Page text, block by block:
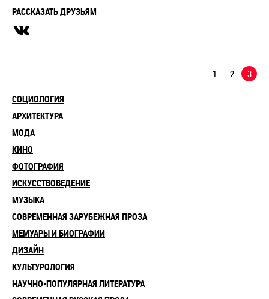
РАССКАЗАТЬ ДРУЗЬЯМ
1 2 3
СОЦИОЛОГИЯ
АРХИТЕКТУРА
МОДА
КИНО
ФОТОГРАФИЯ
ИСКУССТВОВЕДЕНИЕ
МУЗЫКА
СОВРЕМЕННАЯ ЗАРУБЕЖНАЯ ПРОЗА
МЕМУАРЫ И БИОГРАФИИ
ДИЗАЙН
КУЛЬТУРОЛОГИЯ
НАУЧНО-ПОПУЛЯРНАЯ ЛИТЕРАТУРА